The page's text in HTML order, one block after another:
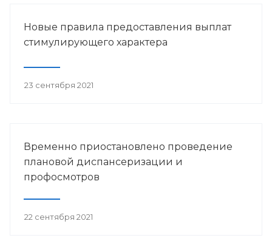
Новые правила предоставления выплат
стимулирующего характера
23 сентября 2021
Временно приостановлено проведение
плановой диспансеризации и
профосмотров
22 сентября 2021